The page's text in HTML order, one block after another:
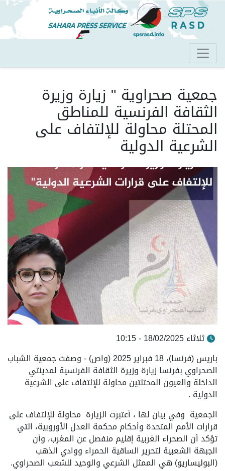
تجاوز
إلى
المحتوى
الرئيسي
جمعية صحراوية " زيارة وزيرة
الثقافة الفرنسية للمناطق
المحتلة محاولة للإلتفاف على
الشرعية الدولية
ثلاثاء 18/02/2025 - 10:15
باريس (فرنسا)، 18 فبراير 2025 (واص) - وصفت جمعية الشباب
الصحراوي بفرنسا زيارة وزيرة الثقافة الفرنسية لمدينتي
الداخلة والعيون المحتلتين محاولة للإلتفاف على الشرعية
الدولية .
الجمعية وفي بيان لها ، أعتبرت الزيارة محاولة للإلتفاف على
قرارات الأمم المتحدة وأحكام محكمة العدل الأوروبية، التي
تؤكد أن الصحراء الغربية إقليم منفصل عن المغرب، وأن
الجبهة الشعبية لتحرير الساقية الحمراء ووادي الذهب
(البوليساريو) هي الممثل الشرعي والوحيد للشعب الصحراوي.